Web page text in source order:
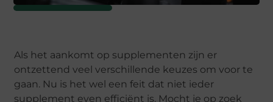
Als het aankomt op supplementen zijn er
ontzettend veel verschillende keuzes om voor te
gaan. Nu is het wel een feit dat niet ieder
supplement even efficiënt is. Mocht je op zoek